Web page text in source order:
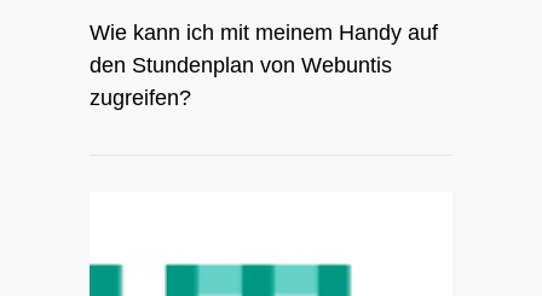
Wie kann ich mit meinem Handy auf
den Stundenplan von Webuntis
zugreifen?